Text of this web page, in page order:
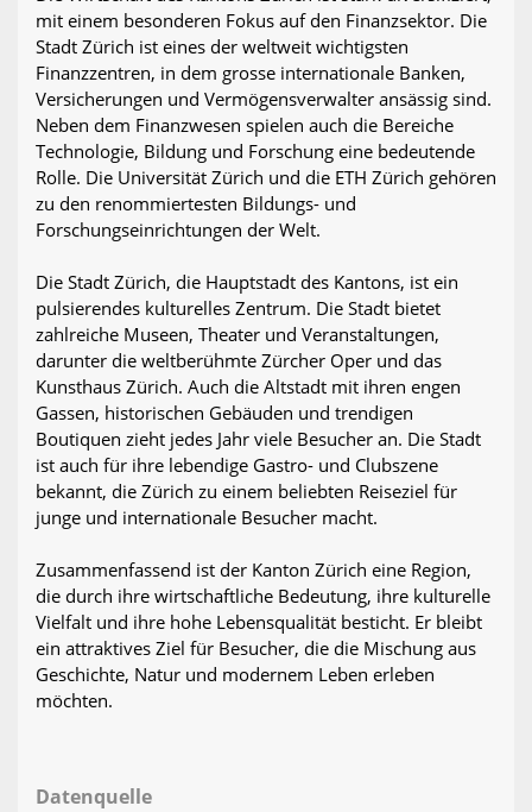
mit einem besonderen Fokus auf den Finanzsektor. Die
Stadt Zürich ist eines der weltweit wichtigsten
Finanzzentren, in dem grosse internationale Banken,
Versicherungen und Vermögensverwalter ansässig sind.
Neben dem Finanzwesen spielen auch die Bereiche
Technologie, Bildung und Forschung eine bedeutende
Rolle. Die Universität Zürich und die ETH Zürich gehören
zu den renommiertesten Bildungs- und
Forschungseinrichtungen der Welt.
Die Stadt Zürich, die Hauptstadt des Kantons, ist ein
pulsierendes kulturelles Zentrum. Die Stadt bietet
zahlreiche Museen, Theater und Veranstaltungen,
darunter die weltberühmte Zürcher Oper und das
Kunsthaus Zürich. Auch die Altstadt mit ihren engen
Gassen, historischen Gebäuden und trendigen
Boutiquen zieht jedes Jahr viele Besucher an. Die Stadt
ist auch für ihre lebendige Gastro- und Clubszene
bekannt, die Zürich zu einem beliebten Reiseziel für
junge und internationale Besucher macht.
Zusammenfassend ist der Kanton Zürich eine Region,
die durch ihre wirtschaftliche Bedeutung, ihre kulturelle
Vielfalt und ihre hohe Lebensqualität besticht. Er bleibt
ein attraktives Ziel für Besucher, die die Mischung aus
Geschichte, Natur und modernem Leben erleben
möchten.
Datenquelle